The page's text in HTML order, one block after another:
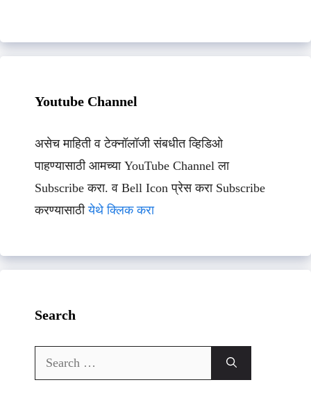
Youtube Channel
असेच माहिती व टेक्नॉलॉजी संबधीत व्हिडिओ
पाहण्यासाठी आमच्या YouTube Channel ला
Subscribe करा. व Bell Icon प्रेस करा Subscribe
करण्यासाठीयेथे क्लिक करा
Search
Search
for: